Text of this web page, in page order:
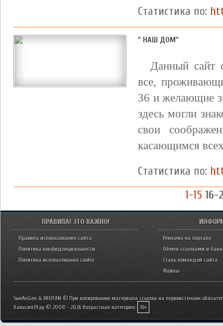
Статистика по:
" НАШ ДОМ"
Данный сайт
все,
36 и желающие
здесь могли
свои
касающимся
Статистика по:
1-15 16-
ПРАВИЛА! ЭТО ВАЖНО!
Правила использования сайта
Политика конфиденциальности
Политика использования cookie
Реклама на портале
Обмен ссылками и
Стань командой сайта
Файлы
SweAnGen & PROFAN © При копировании материала ссылка на первоисточник
Хакасия19.ру © 2008 - 2026 Возрастная категория: 16+